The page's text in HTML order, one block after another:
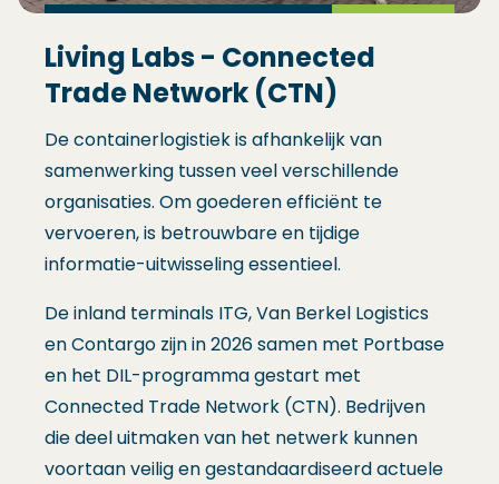
Living Labs - Connected
Trade Network (CTN)
De containerlogistiek is afhankelijk van
samenwerking tussen veel verschillende
organisaties. Om goederen efficiënt te
vervoeren, is betrouwbare en tijdige
informatie-uitwisseling essentieel.
De inland terminals ITG, Van Berkel Logistics
en Contargo zijn in 2026 samen met Portbase
en het DIL-programma gestart met
Connected Trade Network (CTN). Bedrijven
die deel uitmaken van het netwerk kunnen
voortaan veilig en gestandaardiseerd actuele